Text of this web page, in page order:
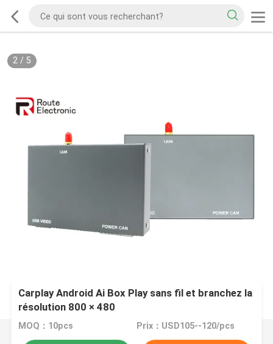
2/ 5
Carplay Android Ai Box Play sans fil et branchez la
résolution 800 × 480
MOQ：10pcs Prix：USD105--120/pcs